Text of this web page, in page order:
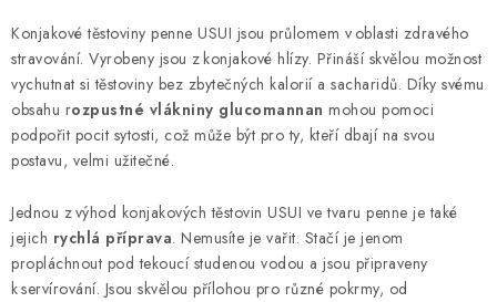
Konjakové těstoviny penne USUI jsou průlomem v oblasti zdravého
stravování. Vyrobeny jsou z konjakové hlízy. Přináší skvělou možnost
vychutnat si těstoviny bez zbytečných kalorií a sacharidů. Díky svému
obsahu rozpustné vlákniny glucomannan mohou pomoci
podpořit pocit sytosti, což může být pro ty, kteří dbají na svou
postavu, velmi užitečné.
Jednou z výhod konjakových těstovin USUI ve tvaru penne je také
jejich rychlá příprava. Nemusíte je vařit. Stačí je jenom
propláchnout pod tekoucí studenou vodou a jsou připraveny
k servírování. Jsou skvělou přílohou pro různé pokrmy, od